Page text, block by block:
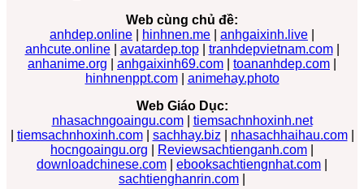
Web cùng chủ đề:
anhdep.online
hinhnen.me anhgaixinh.live
anhcute.online| avatardep.top| tranhdepvietnam.com|
anhanime.org
anhgaixinh69.com toananhdep.com
hinhnenppt.com| animehay.photo
Web Giáo Dục:
nhasachngoaingu.com| tiemsachnhoxinh.net
tiemsachnhoxinh.com| sachhay.biz nhasachhaihau.com|
hocngoaingu.org
Reviewsachtienganh.com
downloadchinese.com
ebooksachtiengnhat.com
sachtienghanrin.com